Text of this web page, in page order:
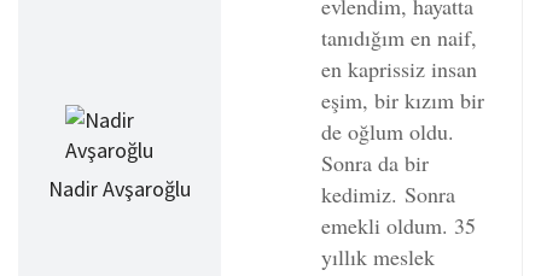
Nadir Avşaroğlu
evlendim, hayatta
tanıdığım en naif,
en kaprissiz insan
eşim, bir kızım bir
de oğlum oldu.
Sonra da bir
kedimiz. Sonra
emekli oldum. 35
yıllık meslek